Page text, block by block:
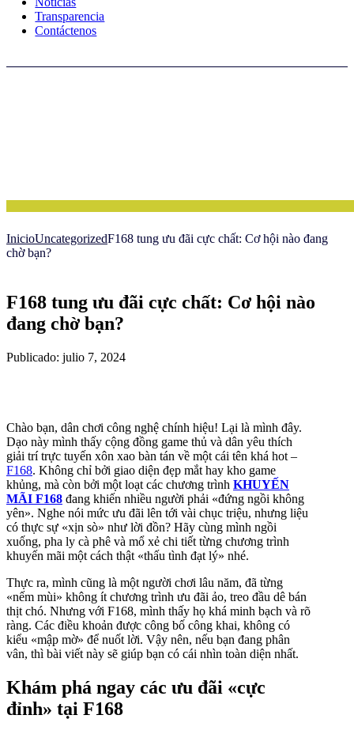
Transparencia
Contáctenos
InicioUncategorizedF168 tung ưu đãi cực chất: Cơ hội nào đang
chờ bạn?
F168 tung ưu đãi cực chất: Cơ hội nào
đang chờ bạn?
Publicado: julio 7, 2024
Chào bạn, dân chơi công nghệ chính hiệu! Lại là mình đây.
Dạo này mình thấy cộng đồng game thủ và dân yêu thích
giải trí trực tuyến xôn xao bàn tán về một cái tên khá hot –
F168. Không chỉ bởi giao diện đẹp mắt hay kho game
khủng, mà còn bởi một loạt các chương trình KHUYẾN
MÃI F168 đang khiến nhiều người phải «đứng ngồi không
yên». Nghe nói mức ưu đãi lên tới vài chục triệu, nhưng liệu
có thực sự «xịn sò» như lời đồn? Hãy cùng mình ngồi
xuống, pha ly cà phê và mổ xẻ chi tiết từng chương trình
khuyến mãi một cách thật «thấu tình đạt lý» nhé.
Thực ra, mình cũng là một người chơi lâu năm, đã từng
«nếm mùi» không ít chương trình ưu đãi ảo, treo đầu dê bán
thịt chó. Nhưng với F168, mình thấy họ khá minh bạch và rõ
ràng. Các điều khoản được công bố công khai, không có
kiểu «mập mờ» để nuốt lời. Vậy nên, nếu bạn đang phân
vân, thì bài viết này sẽ giúp bạn có cái nhìn toàn diện nhất.
Khám phá ngay các ưu đãi «cực
đỉnh» tại F168